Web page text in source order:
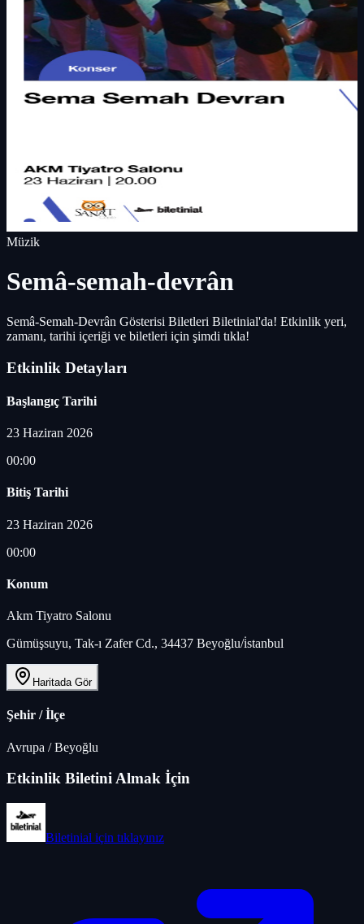
Müzik
Semâ-semah-devrân
Semâ-Semah-Devrân Gösterisi Biletleri Biletinial'da! Etkinlik yeri,
zamanı, tarihi içeriği ve biletleri için şimdi tıkla!
Etkinlik Detayları
Başlangıç Tarihi
23 Haziran 2026
00:00
Bitiş Tarihi
23 Haziran 2026
00:00
Konum
Akm Tiyatro Salonu
Gümüşsuyu, Tak-ı Zafer Cd., 34437 Beyoğlu/i̇stanbul
Haritada Gör
Şehir / İlçe
Avrupa /Beyoğlu
Etkinlik Biletini Almak İçin
Biletinial için tıklayınız